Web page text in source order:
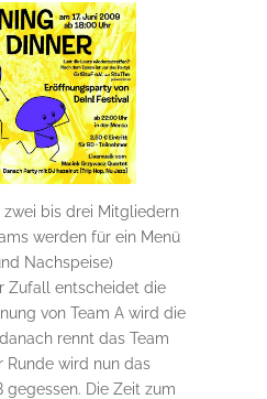
zwei bis drei Mitgliedern
werden für ein Menü
Nachspeise)
Zufall entscheidet die
von Team A wird die
rennt das Team
Runde wird nun das
gegessen. Die Zeit zum